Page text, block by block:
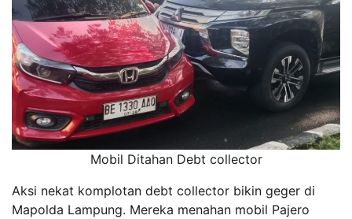
Mobil Ditahan Debt collector
Aksi nekat komplotan debt collector bikin geger di
Mapolda Lampung. Mereka menahan mobil Pajero